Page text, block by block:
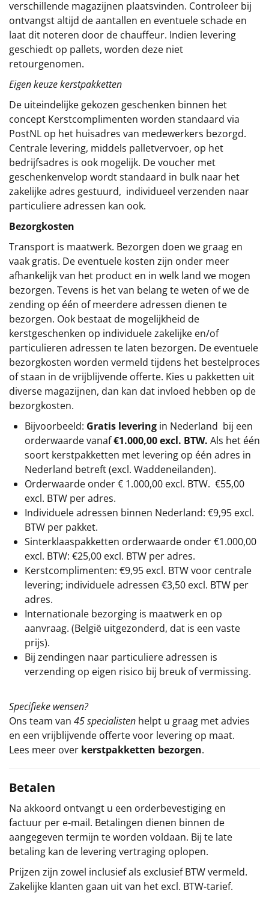
verschillende magazijnen plaatsvinden. Controleer bij
ontvangst altijd de aantallen en eventuele schade en
laat dit noteren door de chauffeur. Indien levering
geschiedt op pallets, worden deze niet
retourgenomen.
Eigen keuze kerstpakketten
De uiteindelijke gekozen geschenken binnen het
concept Kerstcomplimenten worden standaard via
PostNL op het huisadres van medewerkers bezorgd.
Centrale levering, middels palletvervoer, op het
bedrijfsadres is ook mogelijk. De voucher met
geschenkenvelop wordt standaard in bulk naar het
zakelijke adres gestuurd, individueel verzenden naar
particuliere adressen kan ook.
Bezorgkosten
Transport is maatwerk. Bezorgen doen we graag en
vaak gratis. De eventuele kosten zijn onder meer
afhankelijk van het product en in welk land we mogen
bezorgen. Tevens is het van belang te weten of we de
zending op één of meerdere adressen dienen te
bezorgen. Ook bestaat de mogelijkheid de
kerstgeschenken op individuele zakelijke en/of
particulieren adressen te laten bezorgen. De eventuele
bezorgkosten worden vermeld tijdens het bestelproces
of staan in de vrijblijvende offerte. Kies u pakketten uit
diverse magazijnen, dan kan dat invloed hebben op de
bezorgkosten.
Bijvoorbeeld: Gratis levering in Nederland bij een
orderwaarde vanaf€1.000,00 excl. BTW. Als het één
soort kerstpakketten met levering op één adres in
Nederland betreft (excl. Waddeneilanden).
Orderwaarde onder € 1.000,00 excl. BTW. €55,00
excl. BTW per adres.
Individuele adressen binnen Nederland: €9,95 excl.
BTW per pakket.
Sinterklaaspakketten orderwaarde onder €1.000,00
excl. BTW: €25,00 excl. BTW per adres.
Kerstcomplimenten: €9,95 excl. BTW voor centrale
levering; individuele adressen €3,50 excl. BTW per
adres.
Internationale bezorging is maatwerk en op
aanvraag. (België uitgezonderd, dat is een vaste
prijs).
Bij zendingen naar particuliere adressen is
verzending op eigen risico bij breuk of vermissing.
Specifieke wensen?
Ons team van 45 specialisten helpt u graag met advies
en een vrijblijvende offerte voor levering op maat.
Lees meer over kerstpakketten bezorgen.
Betalen
Na akkoord ontvangt u een orderbevestiging en
factuur per e-mail. Betalingen dienen binnen de
aangegeven termijn te worden voldaan. Bij te late
betaling kan de levering vertraging oplopen.
Prijzen zijn zowel inclusief als exclusief BTW vermeld.
Zakelijke klanten gaan uit van het excl. BTW-tarief.